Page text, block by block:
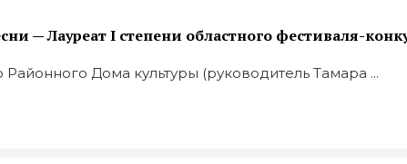
— Лауреат I степени областного фестиваля-
Дома культуры (руководитель Тамара ...